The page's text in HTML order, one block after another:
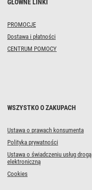
GŁÓWNE LINKI
PROMOCJE
Dostawa i płatności
CENTRUM POMOCY
WSZYSTKO O ZAKUPACH
Ustawa o prawach konsumenta
Polityka prywatności
Ustawa o świadczeniu usług drogą
elektroniczną
Cookies